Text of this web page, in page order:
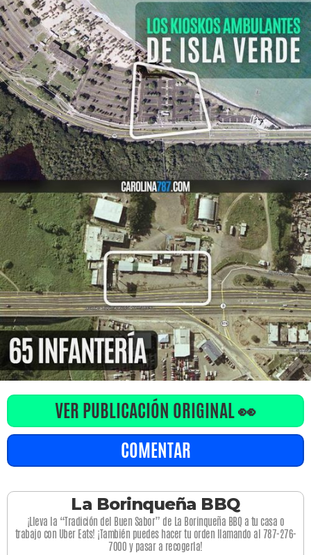
VER PUBLICACIÓN ORIGINAL 👀
COMENTAR
La Borinqueña BBQ
¡Lleva la “Tradición del Buen Sabor” de La Borinqueña BBQ a tu casa o
trabajo con Uber Eats! ¡También puedes hacer tu orden llamando al 787-276-
7000 y pasar a recogerla!